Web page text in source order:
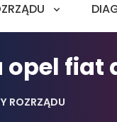
fiat
ROZRZĄDU